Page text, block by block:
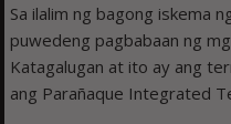
Sa ilalim ng bagong iskema
puwedeng pagbabaan ng
Katagalugan at ito ay ang
ang Parañaque Integrated